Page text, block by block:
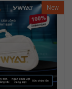
New